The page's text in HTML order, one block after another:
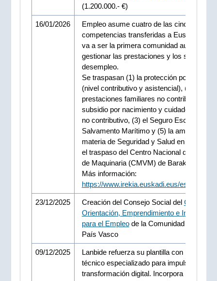
(1.200.000.- €)
16/01/2026
Empleo asume cuatro de las cinco
competencias transferidas a Euskadi.
va a ser la primera comunidad autónoma
gestionar las prestaciones y los subsidios
desempleo.
Se traspasan (1) la protección por
(nivel contributivo y asistencial), (2) las
prestaciones familiares no contributivas y
subsidio por nacimiento y cuidado de
no contributivo, (3) el Seguro Escolar, (4)
Salvamento Marítimo y (5) la ampliación
materia de Seguridad y Salud en el trabajo
el traspaso del Centro Nacional de
de Maquinaria (CMVM) de Barakaldo.
Más información:
https://www.irekia.euskadi.eus/es/news/
23/12/2025 Creación del Consejo Social del Centro de
Orientación, Emprendimiento e Innovación
para el Empleode la Comunidad
País Vasco
09/12/2025
Lanbide refuerza su plantilla con personal
técnico especializado para impulsar su
transformación digital. Incorpora nuevos